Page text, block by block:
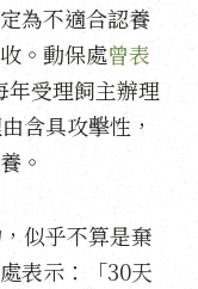
為不適合認養
。動保處曾表
年受理飼主辦理
含具攻擊性，
。
似乎不算是棄
表示：「30天